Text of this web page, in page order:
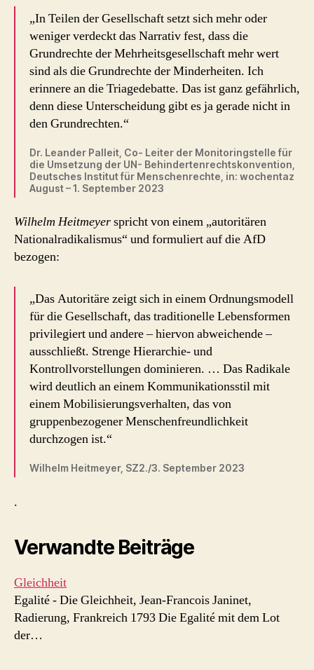
„In Teilen der Gesellschaft setzt sich mehr oder
weniger verdeckt das Narrativ fest, dass die
Grundrechte der Mehrheitsgesellschaft mehr wert
sind als die Grundrechte der Minderheiten. Ich
erinnere an die Triagedebatte. Das ist ganz gefährlich,
denn diese Unterscheidung gibt es ja gerade nicht in
den Grundrechten.“
Dr. Leander Palleit, Co- Leiter der Monitoringstelle für
die Umsetzung der UN- Behindertenrechtskonvention,
Deutsches Institut für Menschenrechte, in: wochentaz
August – 1. September 2023
Wilhelm Heitmeyerspricht von einem „autoritären
Nationalradikalismus“ und formuliert auf die AfD
bezogen:
„Das Autoritäre zeigt sich in einem Ordnungsmodell
für die Gesellschaft, das traditionelle Lebensformen
privilegiert und andere – hiervon abweichende –
ausschließt. Strenge Hierarchie- und
Kontrollvorstellungen dominieren. … Das Radikale
wird deutlich an einem Kommunikationsstil mit
einem Mobilisierungsverhalten, das von
gruppenbezogener Menschenfreundlichkeit
durchzogen ist.“
Wilhelm Heitmeyer, SZ2./3. September 2023
.
Verwandte Beiträge
Gleichheit
Egalité - Die Gleichheit, Jean-Francois Janinet,
Radierung, Frankreich 1793 Die Egalité mit dem Lot
der…